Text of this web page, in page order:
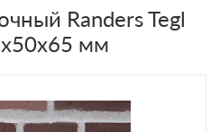
Randers Tegl
мм